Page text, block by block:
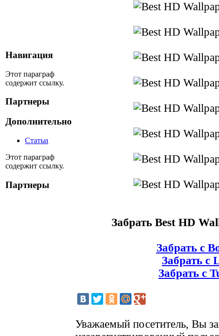
Навигация
Этот параграф
содержит ссылку.
Партнеры
Дополнительно
Статьи
Этот параграф
содержит ссылку.
Партнеры
Забрать Best HD
Забрать с
Забрать с
Забрать с
Уважаемый посетитель, Вы